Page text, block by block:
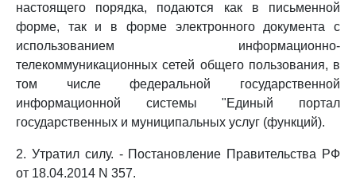
настоящего порядка, подаются как в письменной
форме, так и в форме электронного документа с
использованием информационно-
телекоммуникационных сетей общего пользования, в
том числе федеральной государственной
информационной системы "Единый портал
государственных и муниципальных услуг (функций).
2. Утратил силу. - Постановление Правительства РФ
от 18.04.2014 N 357.